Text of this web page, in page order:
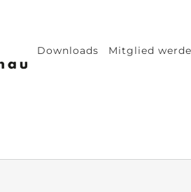
Downloads Mitglied